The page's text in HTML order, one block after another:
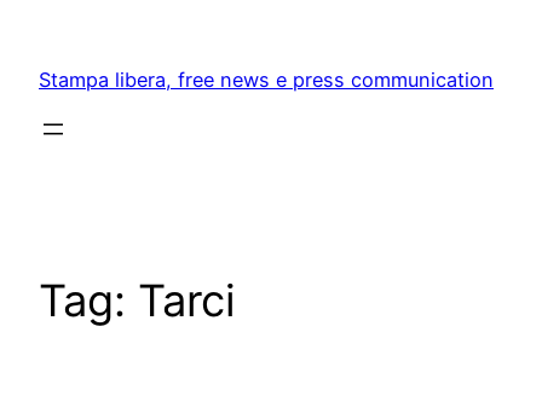
content
Stampa libera, free news e press communication
Tag: Tarci